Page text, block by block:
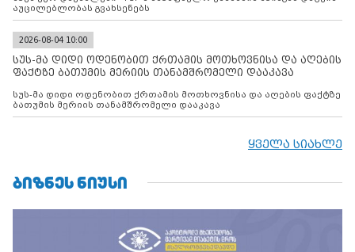
აუცილებლობას გვახსენებს
2026-08-04 10:00
სუს-მა დიდი ოდენობით ქრთამის მოთხოვნისა და აღების
ფაქტზე ბათუმის მერიის თანამშრომელი დააკავა
სუს-მა დიდი ოდენობით ქრთამის მოთხოვნისა და აღების ფაქტზე
ბათუმის მერიის თანამშრომელი დააკავა
ყველა სიახლე
ᲑᲘᲖᲜᲔᲡ ᲜᲘᲣᲡᲘ